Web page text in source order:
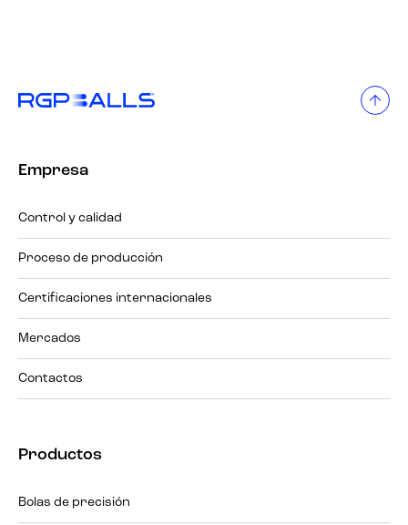
Empresa
Control y calidad
Proceso de producción
Certificaciones internacionales
Mercados
Contactos
Productos
Bolas de precisión